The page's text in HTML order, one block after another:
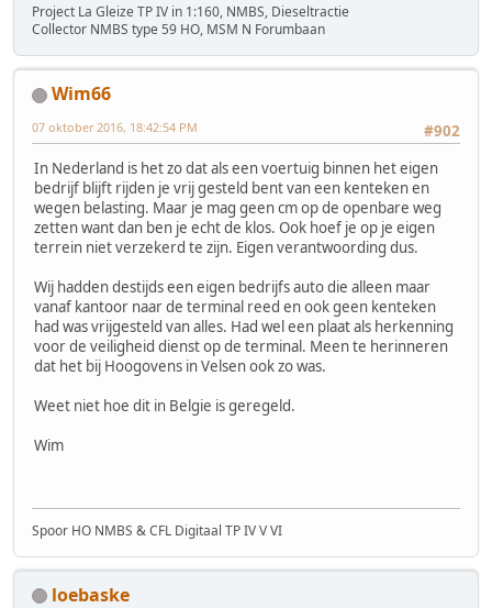
Project La Gleize TP IV in 1:160, NMBS, Dieseltractie
Collector NMBS type 59 HO, MSM N Forumbaan
Wim66
#902
07 oktober 2016, 18:42:54 PM
In Nederland is het zo dat als een voertuig binnen het eigen
bedrijf blijft rijden je vrij gesteld bent van een kenteken en
wegen belasting. Maar je mag geen cm op de openbare weg
zetten want dan ben je echt de klos. Ook hoef je op je eigen
terrein niet verzekerd te zijn. Eigen verantwoording dus.
Wij hadden destijds een eigen bedrijfs auto die alleen maar
vanaf kantoor naar de terminal reed en ook geen kenteken
had was vrijgesteld van alles. Had wel een plaat als herkenning
voor de veiligheid dienst op de terminal. Meen te herinneren
dat het bij Hoogovens in Velsen ook zo was.
Weet niet hoe dit in Belgie is geregeld.
Wim
Spoor HO NMBS & CFL Digitaal TP IV V VI
loebaske